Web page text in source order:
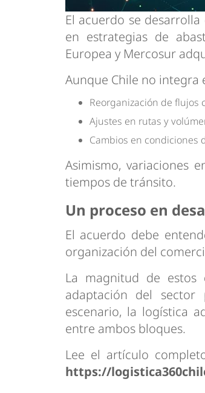
El acuerdo se
en estrategias de
Europea y Mercosur
Aunque Chile no integra
Reorganización de flujos
Ajustes en rutas y
Cambios en condiciones
Asimismo, variaciones
tiempos de tránsito.
Un proceso en
El acuerdo debe
organización del
La magnitud de estos
adaptación del
escenario, la logística
entre ambos bloques.
Lee el artículo
https://